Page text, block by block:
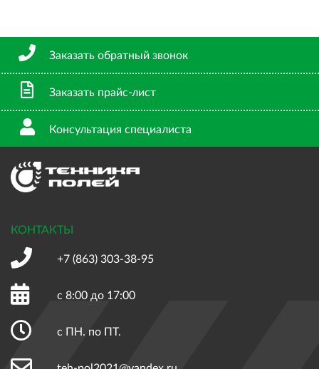
Заказать обратный звонок
Заказать прайс-лист
Консультация специалиста
КОНТАКТЫ
+7 (863) 303-38-95
с 8:00 до 17:00
с ПН. по ПТ.